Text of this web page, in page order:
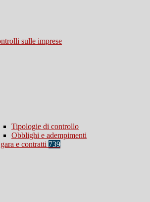
sulle imprese
Tipologie di controllo
Obblighi e adempimenti
e contratti 739